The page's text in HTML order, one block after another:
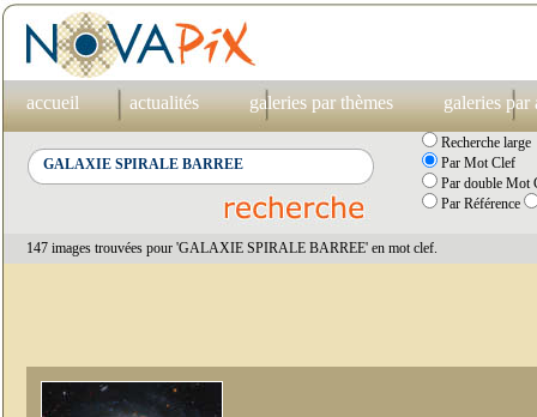
accueil actualités galeries par thèmes galeries par
Recherche large
Par Mot Clef
Par double Mot
Par Référence
147 images trouvées pour 'GALAXIE SPIRALE BARREE' en mot clef.